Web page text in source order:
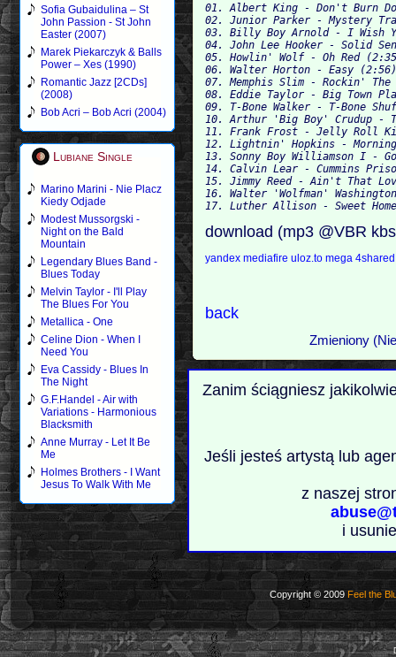
Sofia Gubaidulina – St
John Passion - St John
Easter (2007)
Marek Piekarczyk & Balls
Power – Xes (1990)
Romantic Jazz [2CDs]
(2008)
Bob Acri – Bob Acri (2004)
Lubiane Single
Marino Marini - Nie Placz
Kiedy Odjade
Modest Mussorgski -
Night on the Bald
Mountain
Legendary Blues Band -
Blues Today
Melvin Taylor - I'll Play
The Blues For You
Metallica - One
Celine Dion - When I
Need You
Eva Cassidy - Blues In
The Night
G.F.Handel - Air with
Variations - Harmonious
Blacksmith
Anne Murray - Let It Be
Me
Holmes Brothers - I Want
Jesus To Walk With Me
01. Albert King - Don't Burn
02. Junior Parker - Mystery
03. Billy Boy Arnold - I Wish
04. John Lee Hooker - Solid
05. Howlin' Wolf - Oh Red
06. Walter Horton - Easy
07. Memphis Slim - Rockin'
08. Eddie Taylor - Big Town
09. T-Bone Walker - T-Bone
10. Arthur 'Big Boy' Crudup
11. Frank Frost - Jelly Roll
12. Lightnin' Hopkins -
13. Sonny Boy Williamson I -
14. Calvin Lear - Cummins
15. Jimmy Reed - Ain't That
16. Walter 'Wolfman'
download (mp3 @VBR
yandexmediafire uloz.tomega
back
Zmieniony
Zanim ściągniesz
Jeśli jesteś artystą lub
z naszej
i
Copyright © 2009 Feel the